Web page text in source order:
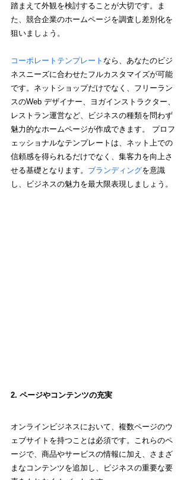
踏まえて外観を検討することが大切です。ま
た、競合企業のホームページを調査し差別化を
狙いましょう。
コーポレートテンプレート なら、あなたのビジ
ネスニーズに合わせたフルカスタマイズが可能
です。ネットショップだけでなく、フリーラン
スのWeb デザイナー、ヨガインストラクター、
レストラン運営など、ビジネスの種類を問わず
魅力的なホームページが作成できます。 プロフ
ェッショナルなテンプレートは、ネット上での
信頼感を得られるだけでなく、集客力を向上さ
せる基礎となります。 ブランディングを意識
し、ビジネスの魅力を最大限表現しましょう。
2. ページやコンテンツの充実
オンラインビジネスにおいて、複数ページのウ
ェブサイトを持つことは必須です。これらのペ
ージで、商品やサービスの情報に加え、さまざ
まなコンテンツを追加し、ビジネスの重要な要